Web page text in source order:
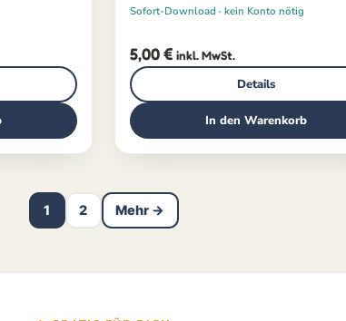
Sofort-Download · kein Konto nötig
5,00€ inkl. MwSt.
Details
In den Warenkorb
1 2 Mehr →